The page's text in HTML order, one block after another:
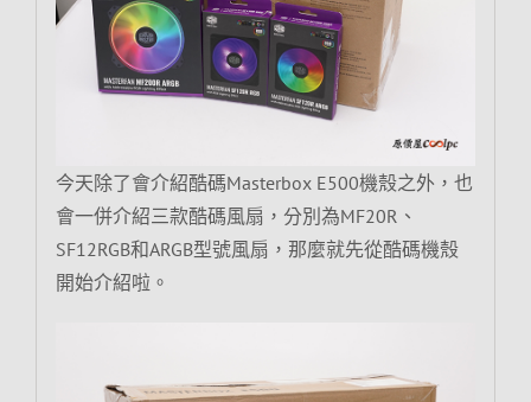
今天除了會介紹酷碼Masterbox E500機殼之外，也
會一併介紹三款酷碼風扇，分別為MF20R、
SF12RGB和ARGB型號風扇，那麼就先從酷碼機殼
開始介紹啦。